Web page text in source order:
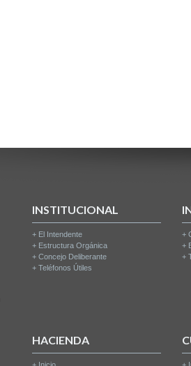
INSTITUCIONAL
+ El Intendente
+ Estructura Orgánica
+ Concejo Deliberante
+ Teléfonos Útiles
+
+
+
HACIENDA